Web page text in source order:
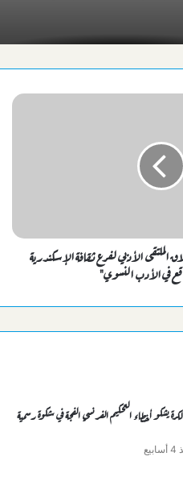
الأوليمبي لدعم النادي في أزمته
مصر ببلوغ قبل نهائي
الملتقى الأدبي لفرع ثقافة الإسكندرية
في الأدب النسوي"
يشكو أخطاء التحكيم الفرنسي الفجة في شكوة رسمية